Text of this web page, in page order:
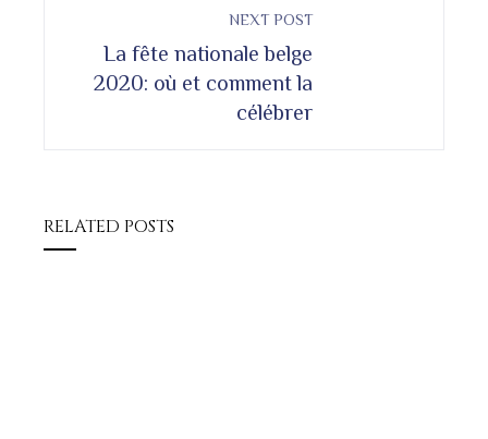
NEXT POST
La fête nationale belge
2020: où et comment la
célébrer
RELATED POSTS